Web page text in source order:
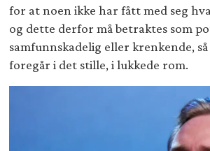
for at noen ikke har fått med seg
og dette derfor må betraktes som
samfunnskadelig eller krenkende,
foregår i det stille, i lukkede rom.